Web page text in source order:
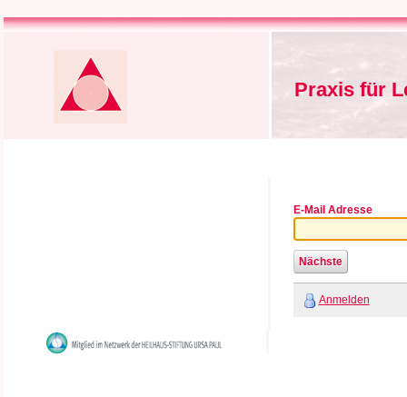
Praxis für
E-Mail Adresse
Anmelden